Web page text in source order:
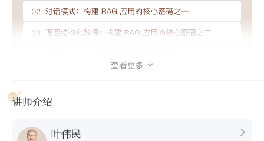
课程设计
为了帮你循序渐进掌握 RAG 里的核心原理与关键技术，最终
查看更多 
讲师介绍
叶伟民 